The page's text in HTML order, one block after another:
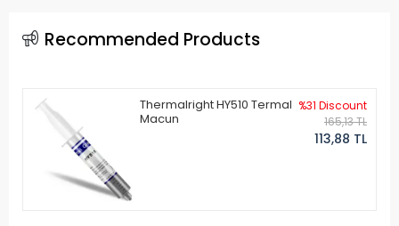
Recommended Products
Thermalright HY510 Termal
Macun
%31 Discount
165,13 TL
113,88 TL